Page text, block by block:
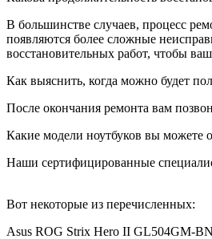
В большинстве случаев, процесс
появляются более сложные
восстановительных работ, чтобы
Как выяснить, когда можно будет
После окончания ремонта вам
Какие модели ноутбуков вы можете
Наши сертифицированные
Вот некоторые из перечисленных:
Asus ROG Strix Hero II GL504GM-